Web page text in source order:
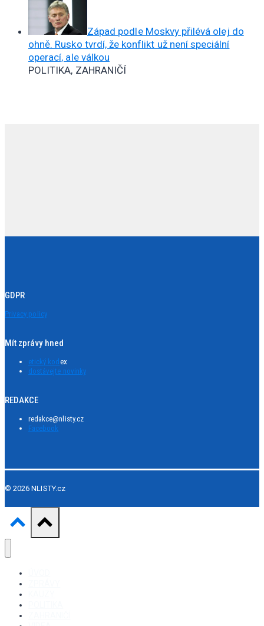
Západ podle Moskvy přilévá olej do
ohně. Rusko tvrdí, že konflikt už není speciální
operací, ale válkou
POLITIKA, ZAHRANIČÍ
GDPR
Privacy policy
Mít zprávy hned
etický kod ex
dostávejte novinky
REDAKCE
redakce@nlisty.cz
Facebook
© 2026 NLISTY.cz